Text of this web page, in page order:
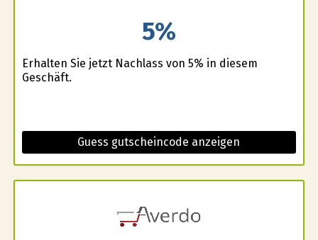
5%
Erhalten Sie jetzt Nachlass von 5% in diesem
Geschäft.
Guess gutscheincode anzeigen